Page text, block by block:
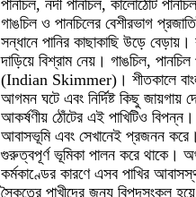
পানচিল, নদী পানচিল, কালোঠোঁট
গাঙচিল ও পানচিলের বেশীরভাগ
সন্ধানে পানির কাছাকাছি উড়ে
দাড়িয়ে বিশ্রাম নেয়। গাঙচিল,
(Indian Skimmer)। শীতকালে
আগমন ঘটে এবং নির্দিষ্ট কিছু জায়গায়
আকর্ষণীয় ঠোঁটের এই পাখিটিও
আবাসভূমি এবং সেখানেই প্রজনন
গুরুত্বপূর্ণ ভূমিকা পালন করে থাকে।
কর্মকাণ্ডের কারণে এসব পাখির
সৈকতের পাখীদের জন্য বিপদসংকুল